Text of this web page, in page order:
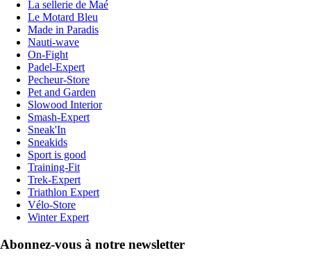
La sellerie de Maé
Le Motard Bleu
Made in Paradis
Nauti-wave
On-Fight
Padel-Expert
Pecheur-Store
Pet and Garden
Slowood Interior
Smash-Expert
Sneak'In
Sneakids
Sport is good
Training-Fit
Trek-Expert
Triathlon Expert
Vélo-Store
Winter Expert
Abonnez-vous à notre newsletter